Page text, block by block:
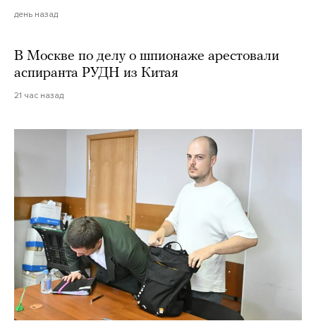
день назад
В Москве по делу о шпионаже арестовали
аспиранта РУДН из Китая
21 час назад